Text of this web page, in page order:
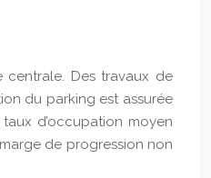
Des travaux de
du parking est assurée
d’occupation moyen
de progression non